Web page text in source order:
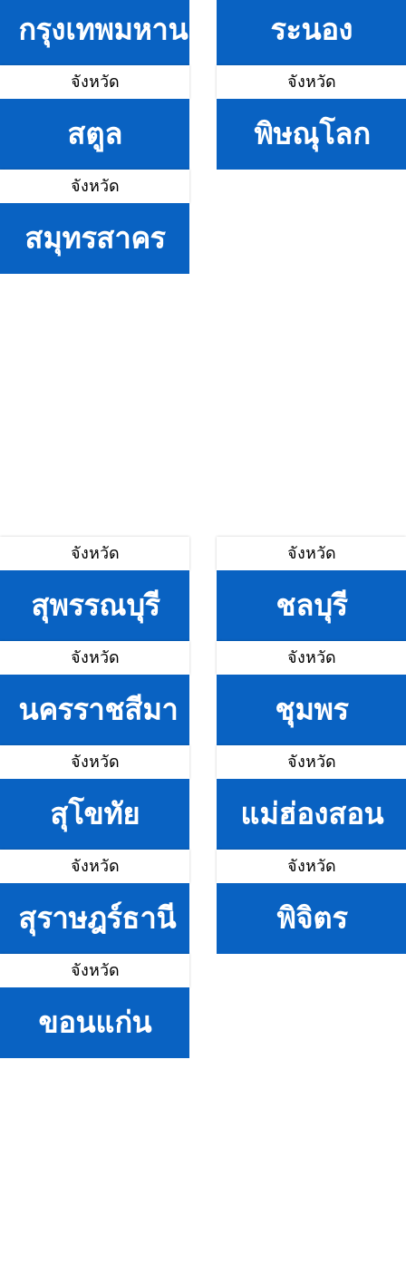
กรุงเทพมหานคร ระนอง
จังหวัด
สตูล
จังหวัด
พิษณุโลก
จังหวัด
สมุทรสาคร
จังหวัด
สุพรรณบุรี
จังหวัด
ชลบุรี
จังหวัด
นครราชสีมา
จังหวัด
ชุมพร
จังหวัด
สุโขทัย
จังหวัด
แม่ฮ่องสอน
จังหวัด
สุราษฎร์ธานี
จังหวัด
พิจิตร
จังหวัด
ขอนแก่น